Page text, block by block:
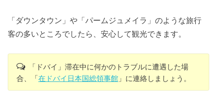
「ダウンタウン」や「パームジュメイラ」のような旅行
客の多いところでしたら、安心して観光できます。
「ドバイ」滞在中に何かのトラブルに遭遇した場
合、「在ドバイ日本国総領事館 」に連絡しましょう。